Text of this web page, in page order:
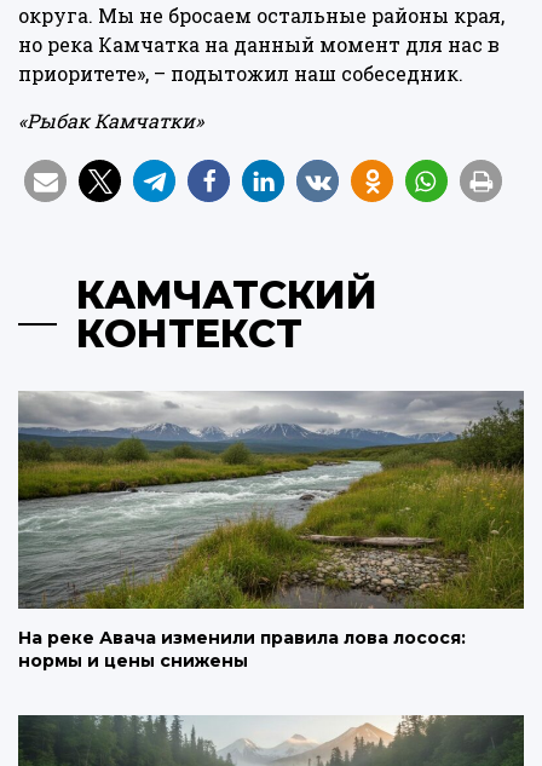
округа. Мы не бросаем остальные районы края,
но река Камчатка на данный момент для нас в
приоритете», – подытожил наш собеседник.
«Рыбак Камчатки»
КАМЧАТСКИЙ
КОНТЕКСТ
На реке Авача изменили правила лова лосося:
нормы и цены снижены